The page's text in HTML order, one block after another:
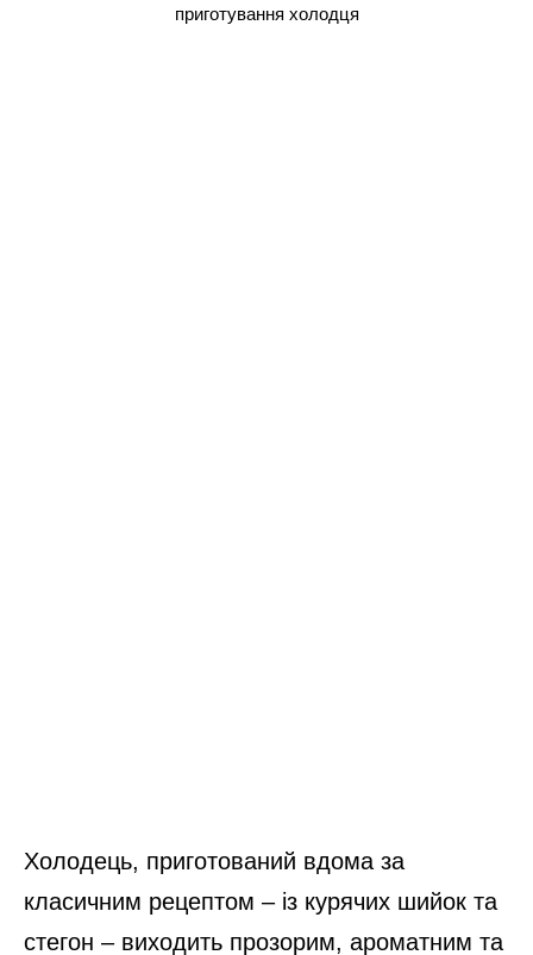
приготування холодця
Холодець, приготований вдома за
класичним рецептом – із курячих шийок та
стегон – виходить прозорим, ароматним та